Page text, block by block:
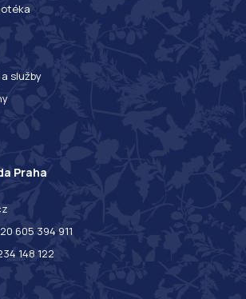
služby
Praha
605 394 911
148 122